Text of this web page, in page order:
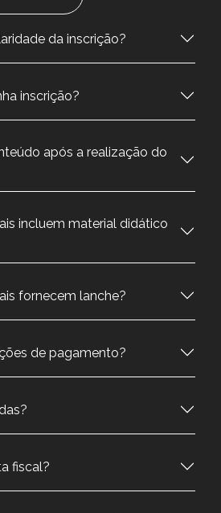
da inscrição?
inscrição?
após a realização do
incluem material didático
fornecem lanche?
de pagamento?
fiscal?